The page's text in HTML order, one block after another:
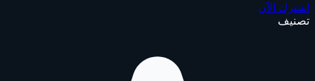
اشترك الآن
تصنيف